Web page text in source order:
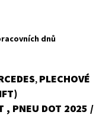
dnů
, PLECHOVÉ
, PNEU DOT 2025 /